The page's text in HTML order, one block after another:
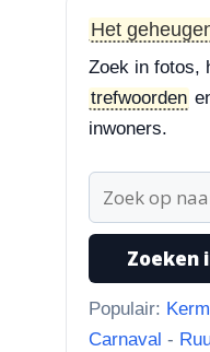
Styrum.
3-8-2026
“Nog
“naar...”
Het
Zoek in fotos,
trefwoorden
inwoners.
Zoeken
Populair:
Carnaval -